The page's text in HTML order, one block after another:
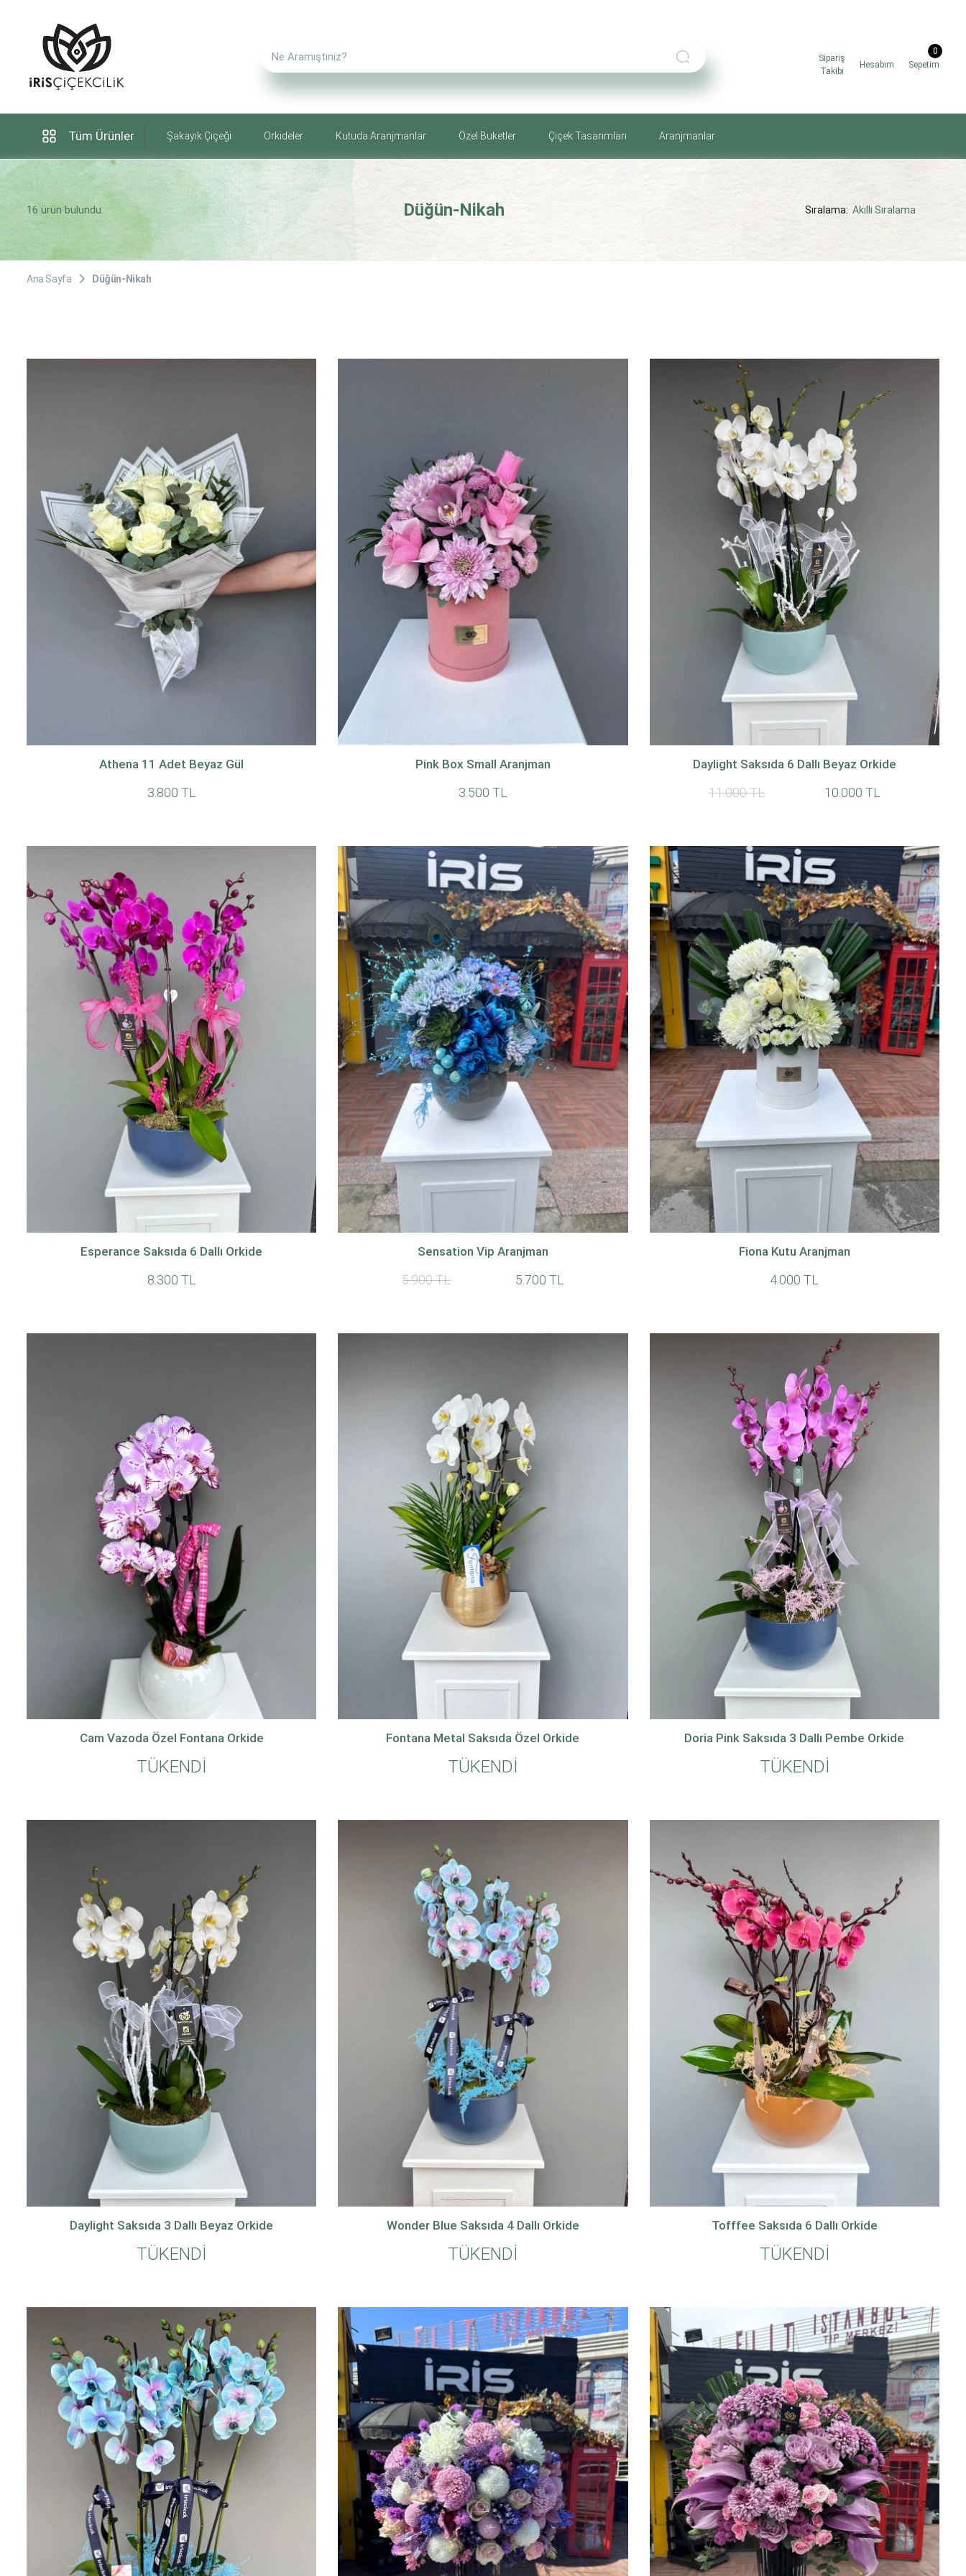
Sipariş
Takibi
Hesabım Sepetim
0
Tüm Ürünler Şakayık Çiçeği Orkideler Kutuda Aranjmanlar Özel Buketler Çiçek Tasarımları Aranjmanlar
16 ürün bulundu. Düğün-Nikah Sıralama: Akıllı Sıralama
Ana Sayfa Düğün-Nikah
Athena 11 Adet Beyaz Gül
3.800 TL
Pink Box Small Aranjman
3.500 TL
Daylight Saksıda 6 Dallı Beyaz Orkide
11.000 TL 10.000 TL
Esperance Saksıda 6 Dallı Orkide
8.300 TL
Sensation Vip Aranjman
5.900 TL 5.700 TL
Fiona Kutu Aranjman
4.000 TL
Cam Vazoda Özel Fontana Orkide
TÜKENDİ
Fontana Metal Saksıda Özel Orkide
TÜKENDİ
Doria Pink Saksıda 3 Dallı Pembe Orkide
TÜKENDİ
Daylight Saksıda 3 Dallı Beyaz Orkide
TÜKENDİ
Wonder Blue Saksıda 4 Dallı Orkide
TÜKENDİ
Tofffee Saksıda 6 Dallı Orkide
TÜKENDİ